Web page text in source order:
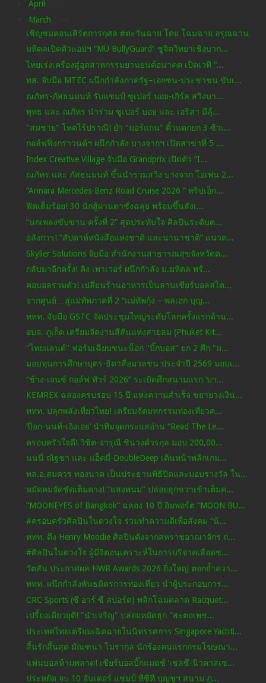
April
March
เชิญชมคอนเสิร์ตการกุศล #ตะวันฉาย โดย โฉมฉาย อรุณฉาน
มหิดลเปิดตัวแอปฯ “MU BullyGuard” ชูจิตวิทยาเชิงบวก...
ไทยเร่งเครื่องสู่อุตสาหกรรมยานยนต์อนาคต เปิดเวที “...
ทส. จับมือ MTEC ผนึกกำลังภาครัฐ–เอกชน-ประชาชน ขับเ...
ณภัทร-ภัสธนมนท์ รับแชมป์ ซูเปอร์ บอย-เกิร์ล สวิงบา...
พุทธ และ ณภัทร นำร่วม ซูเปอร์ บอย และ เอริสา มีลุ้...
"สมชาย" โหดไร้ปราณี! ยำ "มอร์แกน" คิ้วแตกยก 3 ซิวเ...
กอล์ฟฟิ่งกราวนด์ฯ ผนึกกำลัง บางจากฯ เปิดสาขาที่ 5 ...
Index Creative Village จับมือ Grandprix เปิดตัว “I...
ณภัทร และ ภัสธนมนท์ ขึ้นนำร่วมสวิง บางจาก โอเพ่น 2...
“Arinara Mercedes-Benz Road Cruise 2026 ” ทริปเอ็ก...
ฟิตเต็มร้อย! 30 นักสู้ผ่านตาชั่งฉลุย พร้อมขึ้นสังเ...
“นกเพลงขับขาน ครั้งที่ 2” สุดประทับใจ ศิลปินระดับต...
อลังการ! “สัปดาห์หนังสือแห่งชาติ และนานาชาติ” แนวค...
Skyller Solutions จับมือ สำนักงานสาธารณสุขจังหวัดต...
กลับมาอีกครั้ง! คิง เพาเวอร์ ผนึกกำลัง ม.มหิดล พร้...
คอบอลรวมตัว! เปลี่ยนร้านอาหารเป็นลานเชียร์บอลสไต...
จากศูนย์…สู่แม่ทัพภาคที่ 2 “แม่ทัพกุ้ง – พลเอก บุญ...
ททท. จับมือ GSTC จัดประชุมใหญ่ระดับโลกครั้งแรกด้าน...
อบจ. ภูเก็ต เตรียมจัดงานสีสันแห่งสายลม (Phuket Kit...
"ไทยแลนด์" ฟอร์มเฉียบชนะน็อก "บิ๊กบอส" ยก 2 ศึก "ม...
มอบทุนการศึกษาบุตร-ธิดาสื่อมวลชน ประจำปี 2569 มอบเ...
“ช้าง-เจนซ์ กอล์ฟ ทัวร์ 2026” ระเบิดศึกสนามแรก ‘บา...
KEMREX ฉลองครบรอบ 15 ปี แห่งความสำเร็จ ขยายวงเงิน...
ททท. ปลุกพลังเที่ยวไทย! เตรียมจัดมหกรรมท่องเที่ยวค...
‘ป๊อก-นนท์-เอิงเอย’ นำทีมจุดกระแสอ่าน “Read The Le...
ครอบครัวใจดี! วิชิต-จารุณี ชินวงศ์วรกุล มอบ 200,00...
นนนี่ ณัฐชา และ แอ็คมี่-DoubleDeep เดินหน้าพลิกเกม...
พล.อ.สมควร ทองนาค เป็นประธานพิธีปิดและมอบรางวัล ใน...
หมัดคมจัดชัดเต็มคาง! "แสงพนม" ปล่อยฮุกขวาเข้าเต็มค...
“MOONEYES of Bangkok” ฉลอง 10 ปี อิมพอร์ต “MOON BU...
#ครอบครัวศิลปินในดวงใจ ร่วมทำความดีเพื่อสังคม “น้...
ททท. ดึง Henry Moodie ศิลปินดังจากสหราชอาณาจักร ถ่...
#ศิลปินในดวงใจ ผู้มีจิตอนุเคราะห์ในการบริจาคเลือดช...
วัตสัน ประกาศผล HWB Awards 2026 ยิ่งใหญ่ ตอกย้ำควา...
ททท. ผนึกกำลังพันธมิตรการท่องเที่ยว นำผู้ประกอบการ...
CRC Sports (ซี อาร์ ซี สปอร์ต) พลิกโฉมตลาด Racquet...
เปรี้ยงเดียวยุติ! "นําเจริญ" ปล่อยหมัดฮุก "สะตอเพช...
ประเทศไทยเตรียมเฉิดฉายในนิทรรศการ Singapore Yachti...
สิ้นรักสิ้นสุด มัณฑนา โมรากุล นักร้องคนแรกกรมโฆษณา...
แฟนบอลห้ามพลาด! เชียร์บอลบิ๊กแมตช์ ‘เชลซี-นิวคาสเซ...
ประหยัด จบ 10 อันเดอร์ แชมป์ ทีซีที บุญชูฯ สนาม ภู...